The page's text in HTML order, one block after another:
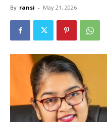
By ransi - May 21, 2026